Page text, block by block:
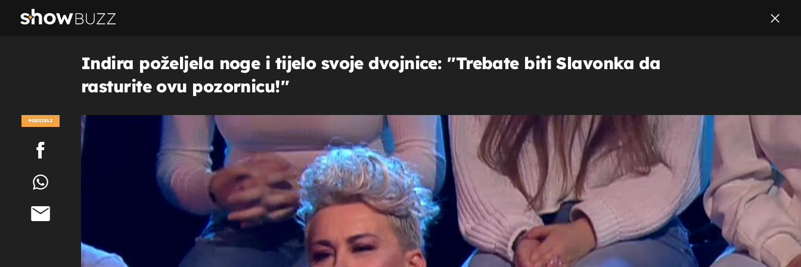
Indira poželjela noge i tijelo svoje dvojnice: ''Trebate biti Slavonka da
rasturite ovu pozornicu!''
PODIJELI